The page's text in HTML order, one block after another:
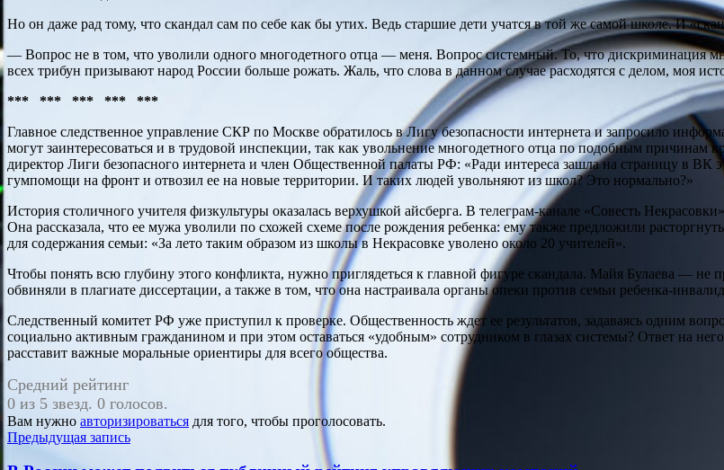
Но он даже рад тому, что скандал сам по себе как бы утих. Ведь старшие дети учатся в той же самой школе. И
— Вопрос не в том, что уволили одного многодетного отца — меня. Вопрос системный. То, что дискриминация
всех трибун призывают народ России больше рожать. Жаль, что слова в данном случае расходятся с делом, моя
*** *** *** *** ***
Главное следственное управление СКР по Москве обратилось в Лигу безопасности интернета и запросило
могут заинтересоваться и в трудовой инспекции, так как увольнение многодетного отца по подобным причинам
директор Лиги безопасного интернета и член Общественной палаты РФ: «Ради интереса зашла на страницу в ВК
гумпомощи на фронт и отвозил ее на новые территории. И таких людей увольняют из школ? Это нормально?»
История столичного учителя физкультуры оказалась верхушкой айсберга. В телеграм-канале «Совесть
Она рассказала, что ее мужа уволили по схожей схеме после рождения ребенка: ему также предложили
для содержания семьи: «За лето таким образом из школы в Некрасовке уволено около 20 учителей».
Чтобы понять всю глубину этого конф­ликта, нужно приглядеться к главной фигуре скандала. Майя Булаева —
обвиняли в плагиате диссертации, а также в том, что она настраивала органы опеки против семьи ребенка-
Следственный комитет РФ уже приступил к проверке. Общественность ждет ее результатов, задаваясь одним
социально активным гражданином и при этом оставаться «удобным» сотрудником в глазах системы? Ответ на
расставит важные моральные ориентиры для всего общества.
Средний рейтинг
0 из 5 звезд. 0 голосов.
Вам нужно авторизироваться для того, чтобы проголосовать.
Навигация
по
Предыдущая запись